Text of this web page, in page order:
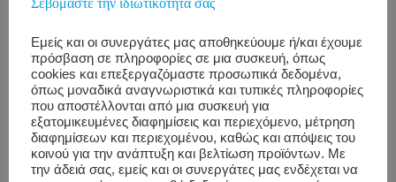
Read >>>
JAN
28
Εμείς και οι συνεργάτες μας αποθηκεύουμε ή/και έχουμε
πρόσβαση σε πληροφορίες σε μια συσκευή, όπως
cookies και επεξεργαζόμαστε προσωπικά δεδομένα,
όπως μοναδικά αναγνωριστικά και τυπικές πληροφορίες
που αποστέλλονται από μια συσκευή για
εξατομικευμένες διαφημίσεις και περιεχόμενο, μέτρηση
διαφημίσεων και περιεχομένου, καθώς και απόψεις του
κοινού για την ανάπτυξη και βελτίωση προϊόντων. Με
την άδειά σας, εμείς και οι συνεργάτες μας ενδέχεται να